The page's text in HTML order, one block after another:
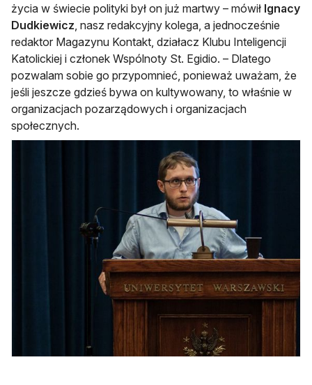
życia w świecie polityki był on już martwy – mówił Ignacy
Dudkiewicz , nasz redakcyjny kolega, a jednocześnie
redaktor Magazynu Kontakt, działacz Klubu Inteligencji
Katolickiej i członek Wspólnoty St. Egidio. – Dlatego
pozwalam sobie go przypomnieć, ponieważ uważam, że
jeśli jeszcze gdzieś bywa on kultywowany, to właśnie w
organizacjach pozarządowych i organizacjach
społecznych.